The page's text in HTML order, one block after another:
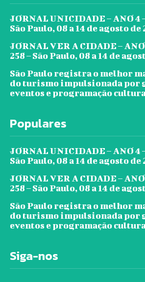
JORNAL UNICIDADE – ANO 4
São Paulo, 08 a 14 de agosto de
JORNAL VER A CIDADE –
258 – São Paulo, 08 a 14 de
São Paulo registra o melhor
do turismo impulsionada por
eventos e programação
Populares
JORNAL UNICIDADE – ANO 4
São Paulo, 08 a 14 de agosto de
JORNAL VER A CIDADE –
258 – São Paulo, 08 a 14 de
São Paulo registra o melhor
do turismo impulsionada por
eventos e programação
Siga-nos